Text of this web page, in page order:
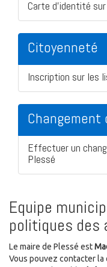
Carte d'identité
Citoyenneté
Inscription sur les
Changement
Effectuer un
Plessé
Equipe
politiques des
Le maire de Plessé est
Vous pouvez contacter la